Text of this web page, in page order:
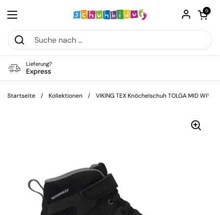
Menü öffnen
Warenkorb
0
Lieferung?
Express
Startseite / Kollektionen / VIKING TEX Knöchelschuh TOLGA MID WP -